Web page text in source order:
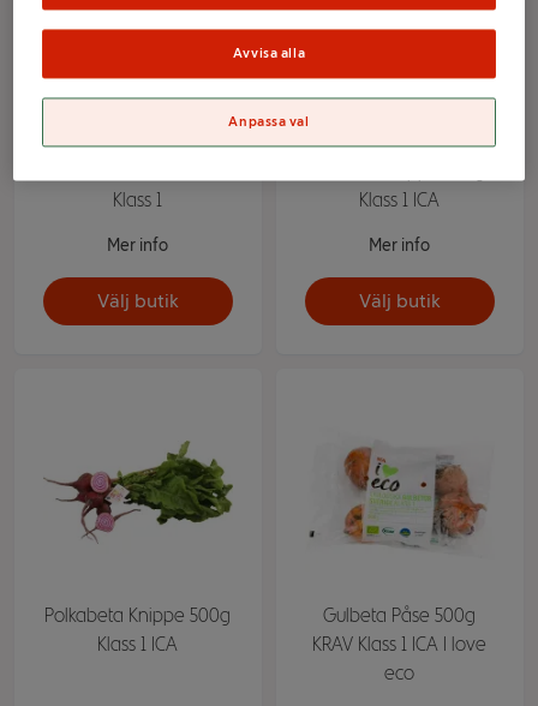
Klass 1
Mer info
Välj butik
Klass 1 ICA
Mer info
Välj butik
Polkabeta Knippe 500g
Klass 1 ICA
Gulbeta Påse 500g
KRAV Klass 1 ICA I love
eco
Avvisa alla
Anpassa val